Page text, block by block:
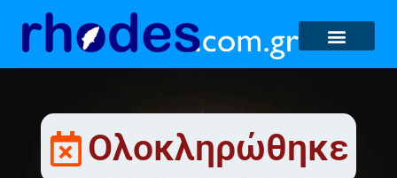
Ολοκληρώθηκε